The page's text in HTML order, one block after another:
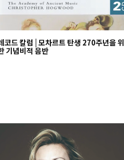
코드 칼럼 | 모차르트 탄생 270주년을 위
기념비적 음반